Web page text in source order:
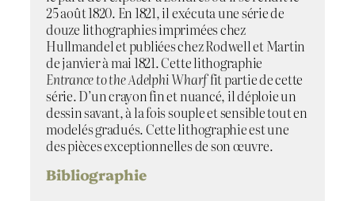
25 août 1820. En 1821, il exécuta une série de
douze lithographies imprimées chez
Hullmandel et publiées chez Rodwell et Martin
de janvier à mai 1821. Cette lithographie
Entrance to the Adelphi Wharffit partie de cette
série. D’un crayon fin et nuancé, il déploie un
dessin savant, à la fois souple et sensible tout en
modelés gradués. Cette lithographie est une
des pièces exceptionnelles de son œuvre.
Bibliographie